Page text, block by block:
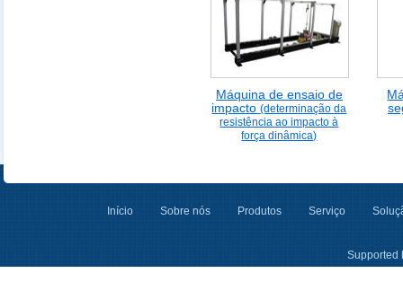
Máquina de ensaio de
impacto(determinação da
resistência ao impacto à
força dinâmica)
Início Sobre nós Produtos Serviço
Supported